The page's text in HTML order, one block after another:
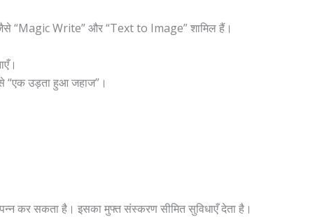
“Magic Write” और “Text to Image” शामिल हैं।
“एक उड़ता हुआ जहाज”।
कर सकता है। इसका मुफ्त संस्करण सीमित सुविधाएँ देता है।